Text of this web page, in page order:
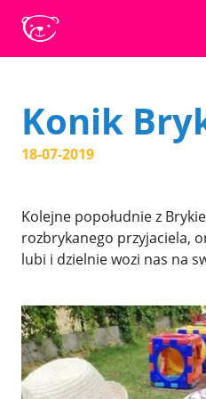
Konik
18-07-2019
Kolejne popołudnie z
rozbrykanego przyjaciela,
lubi i dzielnie wozi nas na